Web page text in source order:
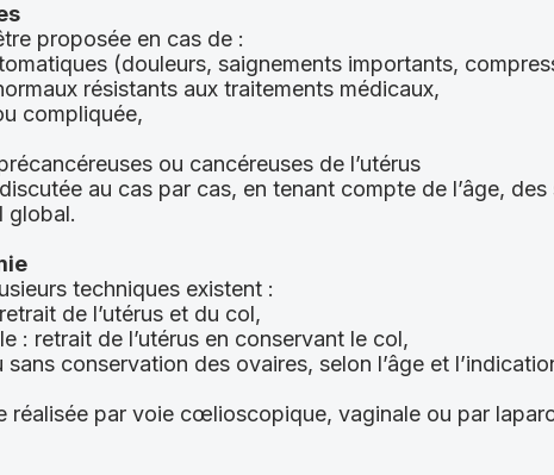
proposée en cas de :
(douleurs, saignements importants,
résistants aux traitements médicaux,
compliquée,
ou cancéreuses de l’utérus
au cas par cas, en tenant compte de l’âge,
global.
techniques existent :
de l’utérus et du col,
: retrait de l’utérus en conservant le col,
conservation des ovaires, selon l’âge et
réalisée par voie cœlioscopique, vaginale ou par